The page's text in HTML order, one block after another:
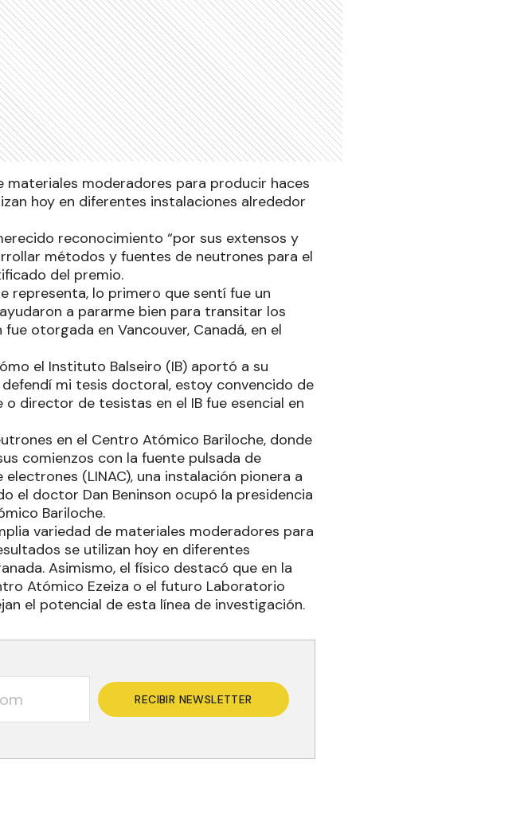
materiales moderadores para producir haces
hoy en diferentes instalaciones alrededor
reconocimiento “por sus extensos y
métodos y fuentes de neutrones para el
del premio.
representa, lo primero que sentí fue un
a pararme bien para transitar los
otorgada en Vancouver, Canadá, en el
el Instituto Balseiro (IB) aportó a su
mi tesis doctoral, estoy convencido de
director de tesistas en el IB fue esencial en
en el Centro Atómico Bariloche, donde
comienzos con la fuente pulsada de
(LINAC), una instalación pionera a
el doctor Dan Beninson ocupó la presidencia
Bariloche.
variedad de materiales moderadores para
se utilizan hoy en diferentes
Asimismo, el físico destacó que en la
Atómico Ezeiza o el futuro Laboratorio
el potencial de esta línea de investigación.
RECIBIR NEWSLETTER